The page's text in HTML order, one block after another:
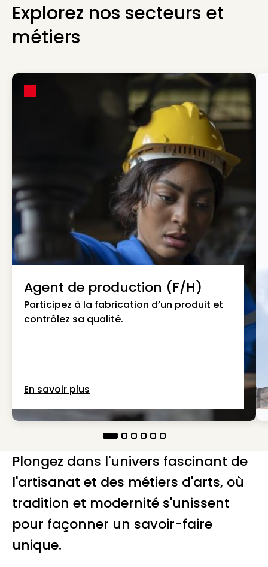
Explorez nos secteurs et
métiers
Agent de production (F/H)
Participez à la fabrication d’un produit et
contrôlez sa qualité.
En savoir plus
Plongez dans l'univers fascinant de
l'artisanat et des métiers d'arts, où
tradition et modernité s'unissent
pour façonner un savoir-faire
unique.